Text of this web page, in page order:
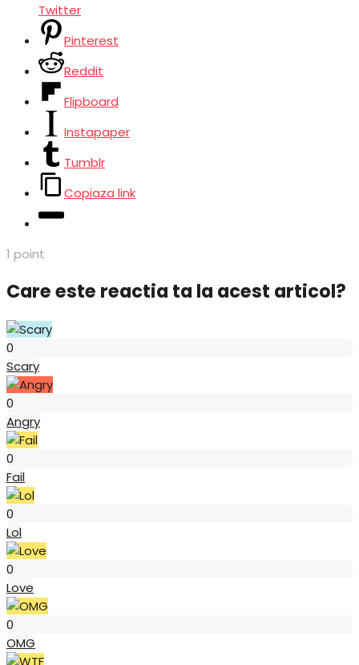
Twitter
Pinterest
Reddit
Flipboard
Instapaper
Tumblr
Copiaza link
1 point
Care este reactia ta la acest articol?
0
Scary
0
Angry
0
Fail
0
Lol
0
Love
0
OMG